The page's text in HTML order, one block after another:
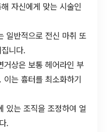
자신에게 맞는 시술인
일반적으로 전신 마취 또
니다.
거상은 보통 헤어라인 부
는 흉터를 최소화하기
있는 조직을 조정하여 얼
.